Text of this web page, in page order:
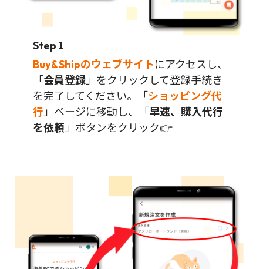
Step 1
Buy&Shipのウェブサイトにアクセスし、
「会員登録 」をクリックして登録手続き
を完了してください。「ショッピング代
行 」ページに移動し、「早速、購入代行
を依頼 」ボタンをクリック👉